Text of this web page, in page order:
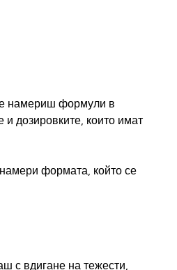
намериш формули в
дозировките, които имат
формата, който се
с вдигане на тежести,